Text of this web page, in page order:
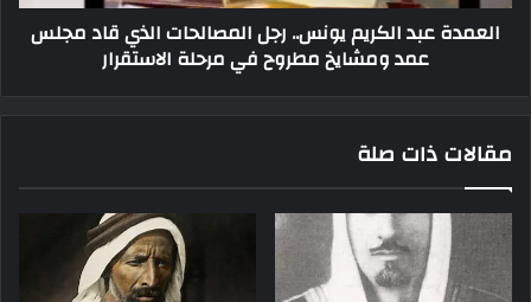
العمدة عبد الكريم يونس.. رجل المصالحات الذي قاد مجلس
عمد ومشايخ مطروح في مرحلة الاستقرار
مقالات ذات صلة